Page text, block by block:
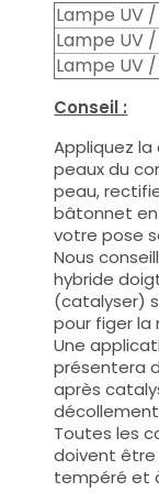
Lampe UV /
Lampe UV /
Lampe UV /
Conseil :
Appliquez
peaux du
peau,
bâtonnet en
votre pose
Nous
hybride
(catalyser)
pour figer la
Une
présentera
après
Toutes les
doivent être
tempéré et